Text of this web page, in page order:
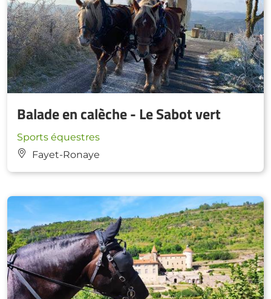
Balade en calèche - Le Sabot vert
Sports équestres
Fayet-Ronaye